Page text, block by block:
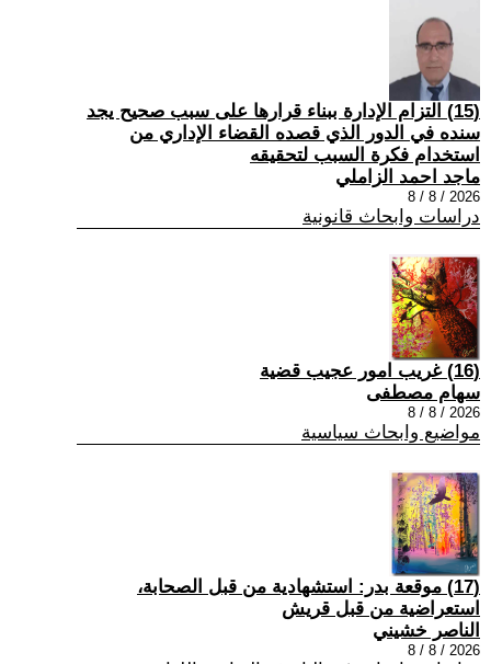
(15) التزام الإدارة ببناء قرارها على سبب صحیح یجد
سنده في الدور الذي قصده القضاء الإداري من
استخدام فكرة السبب لتحقیقه
ماجد احمد الزاملي
2026 / 8 / 8
دراسات وابحاث قانونية
(16) غريب امور عجيب قضية
سهام مصطفى
2026 / 8 / 8
مواضيع وابحاث سياسية
(17) موقعة بدر: استشهادية من قبل الصحابة،
استعراضية من قبل قريش
الناصر خشيني
2026 / 8 / 8